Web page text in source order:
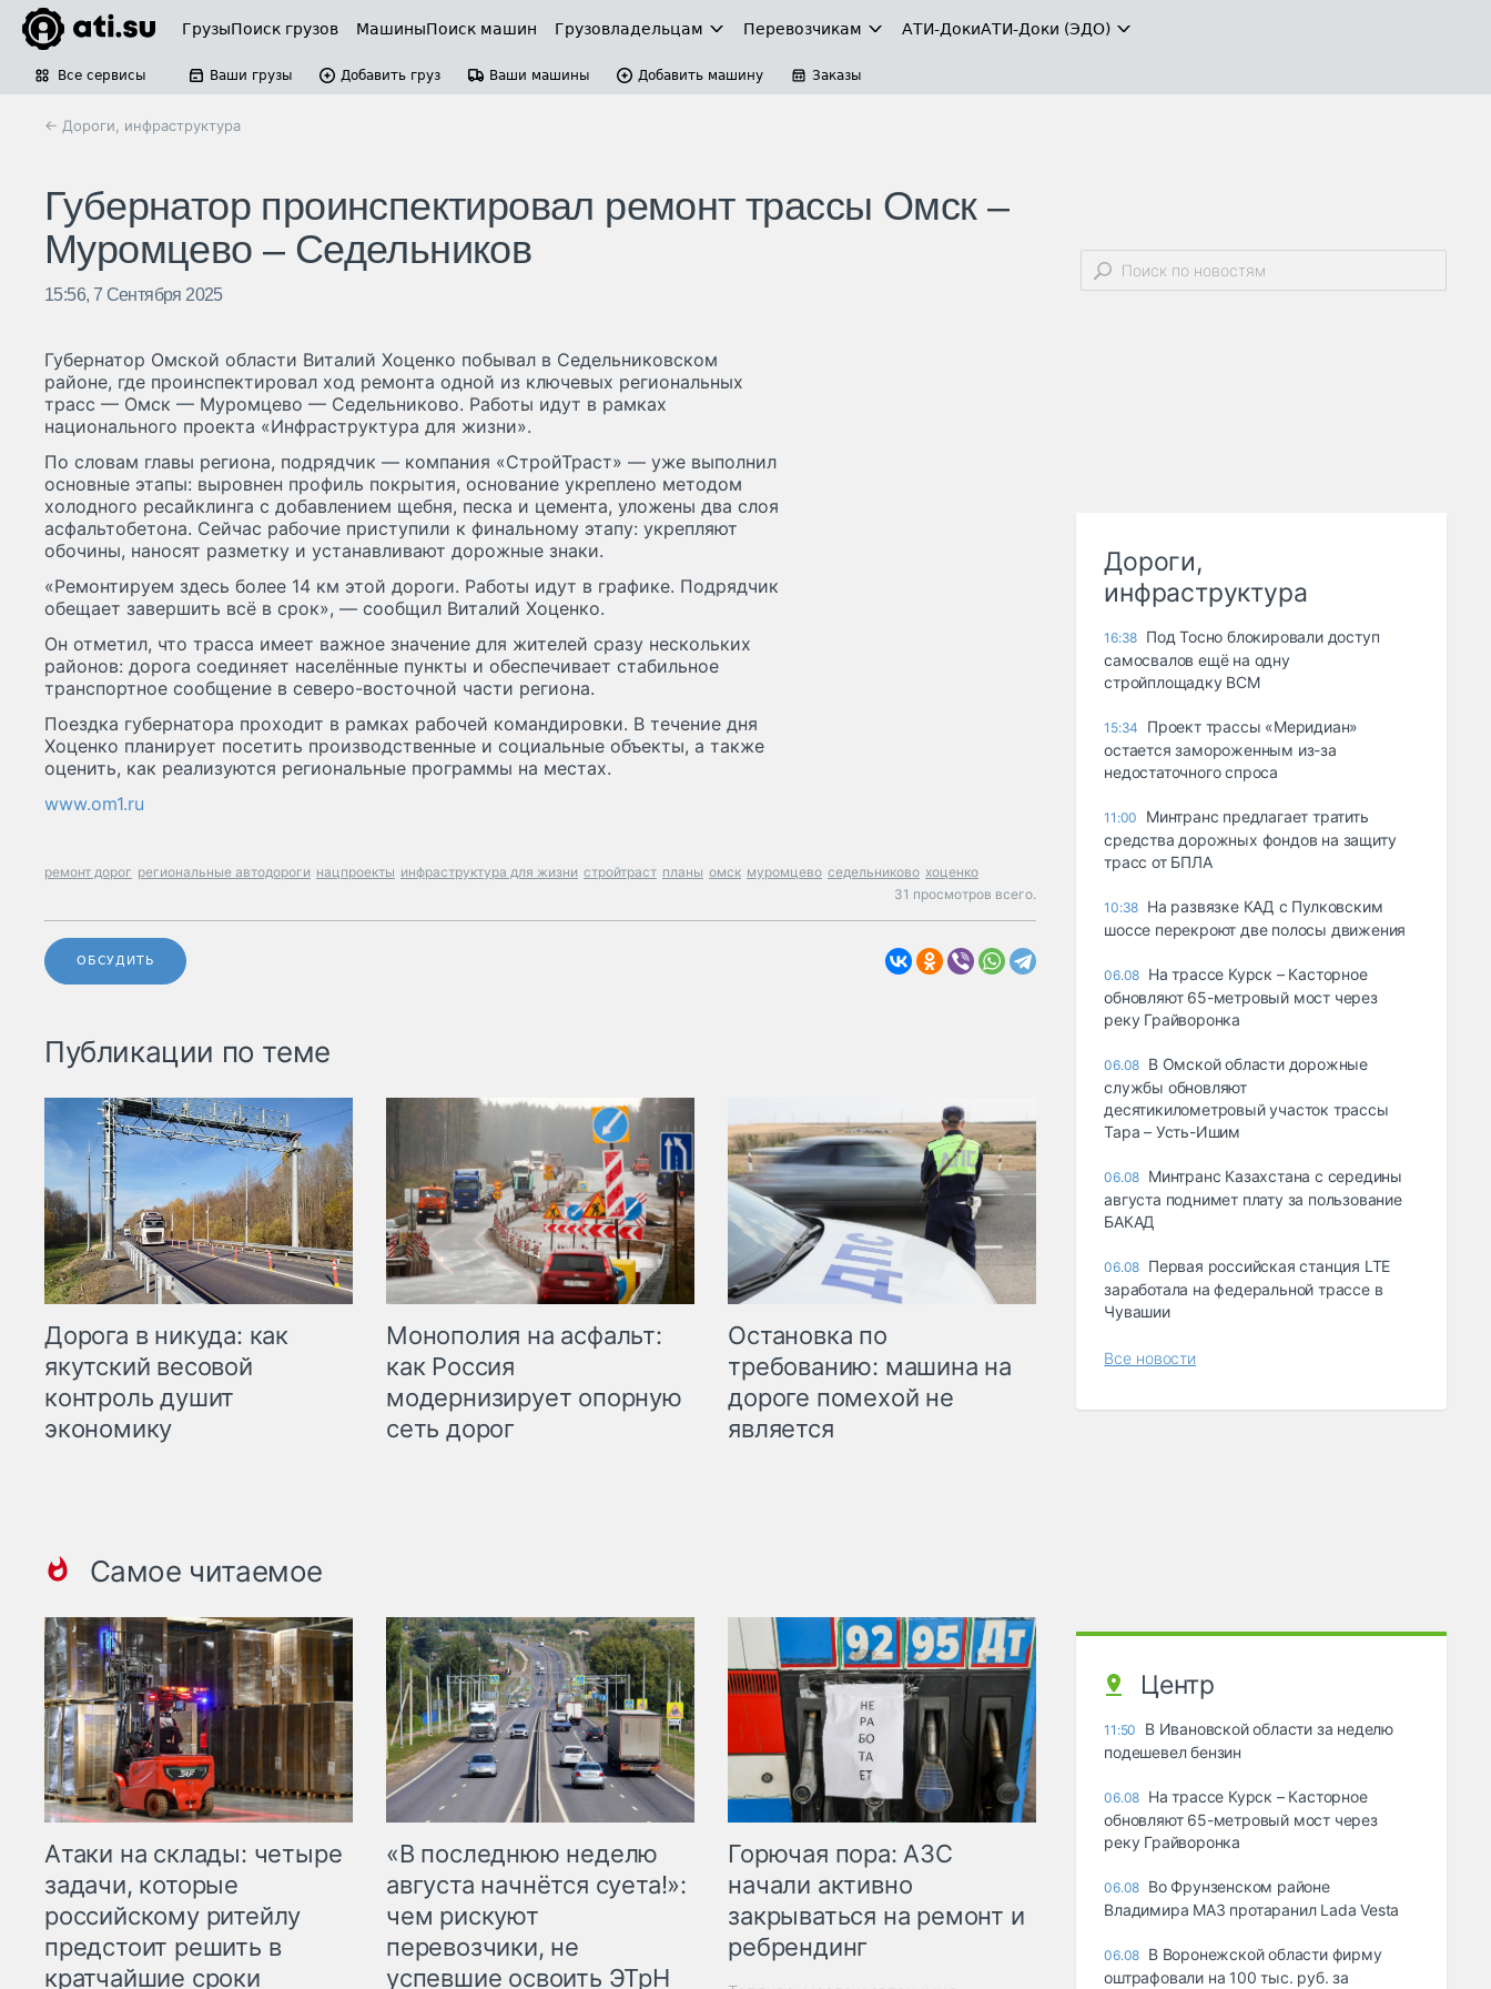
ГрузыПоиск грузов МашиныПоиск машин Грузовладельцам Перевозчикам АТИ-ДокиАТИ-Доки (ЭДО)
Все сервисы Ваши грузы Добавить груз Ваши машины Добавить машину Заказы
← Дороги, инфраструктура
Губернатор проинспектировал ремонт трассы Омск –
Муромцево – Седельников
15:56, 7 Сентября 2025
Губернатор Омской области Виталий Хоценко побывал в Седельниковском
районе, где проинспектировал ход ремонта одной из ключевых региональных
трасс — Омск — Муромцево — Седельниково. Работы идут в рамках
национального проекта «Инфраструктура для жизни».
По словам главы региона, подрядчик — компания «СтройТраст» — уже выполнил
основные этапы: выровнен профиль покрытия, основание укреплено методом
холодного ресайклинга с добавлением щебня, песка и цемента, уложены два слоя
асфальтобетона. Сейчас рабочие приступили к финальному этапу: укрепляют
обочины, наносят разметку и устанавливают дорожные знаки.
«Ремонтируем здесь более 14 км этой дороги. Работы идут в графике. Подрядчик
обещает завершить всё в срок», — сообщил Виталий Хоценко.
Он отметил, что трасса имеет важное значение для жителей сразу нескольких
районов: дорога соединяет населённые пункты и обеспечивает стабильное
транспортное сообщение в северо-восточной части региона.
Поездка губернатора проходит в рамках рабочей командировки. В течение дня
Хоценко планирует посетить производственные и социальные объекты, а также
оценить, как реализуются региональные программы на местах.
www.om1.ru
ремонт дорог региональные автодороги нацпроекты инфраструктура для жизни стройтраст планы омск муромцево седельниково хоценко
31 просмотров всего.
ОБСУДИТЬ
Публикации по теме
Дорога в никуда: как
якутский весовой
контроль душит
экономику
Монополия на асфальт:
как Россия
модернизирует опорную
сеть дорог
Остановка по
требованию: машина на
дороге помехой не
является
Самое читаемое
Атаки на склады: четыре
задачи, которые
российскому ритейлу
предстоит решить в
кратчайшие сроки
«В последнюю неделю
августа начнётся суета!»:
чем рискуют
перевозчики, не
успевшие освоить ЭТрН
Горючая пора: АЗС
начали активно
закрываться на ремонт и
ребрендинг
Дороги,
инфраструктура
16:38 Под Тосно блокировали доступ
самосвалов ещё на одну
стройплощадку ВСМ
15:34
Проект трассы «Меридиан»
остается замороженным из-за
недостаточного спроса
11:00
Минтранс предлагает тратить
средства дорожных фондов на защиту
трасс от БПЛА
10:38 На развязке КАД с Пулковским
шоссе перекроют две полосы движения
06.08 На трассе Курск – Касторное
обновляют 65-метровый мост через
реку Грайворонка
06.08 В Омской области дорожные
службы обновляют
десятикилометровый участок трассы
Тара – Усть-Ишим
06.08 Минтранс Казахстана с середины
августа поднимет плату за пользование
БАКАД
06.08 Первая российская станция LTE
заработала на федеральной трассе в
Чувашии
Все новости
Центр
11:50
В Ивановской области за неделю
подешевел бензин
06.08 На трассе Курск – Касторное
обновляют 65-метровый мост через
реку Грайворонка
06.08 Во Фрунзенском районе
Владимира МАЗ протаранил Lada Vesta
06.08 В Воронежской области фирму
оштрафовали на 100 тыс. руб. за